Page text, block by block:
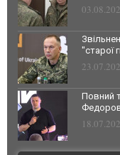
"старої
Повний